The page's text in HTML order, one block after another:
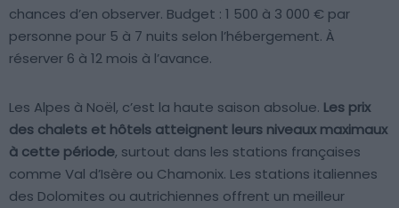
chances d’en observer. Budget : 1 500 à 3 000 € par
personne pour 5 à 7 nuits selon l’hébergement. À
réserver 6 à 12 mois à l’avance.
Les Alpes à Noël, c’est la haute saison absolue. Les prix
des chalets et hôtels atteignent leurs niveaux maximaux
à cette période, surtout dans les stations françaises
comme Val d’Isère ou Chamonix. Les stations italiennes
des Dolomites ou autrichiennes offrent un meilleur